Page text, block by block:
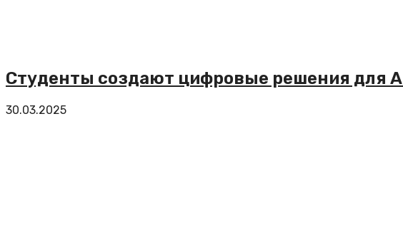
Студенты создают цифровые решения для
30.03.2025